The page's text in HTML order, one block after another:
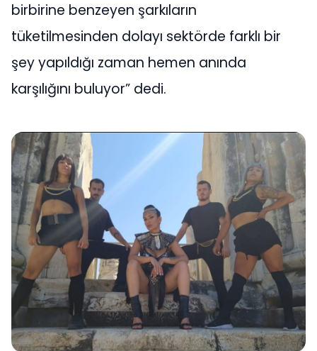
birbirine benzeyen şarkıların
tüketilmesinden dolayı sektörde farklı bir
şey yapıldığı zaman hemen anında
karşılığını buluyor” dedi.